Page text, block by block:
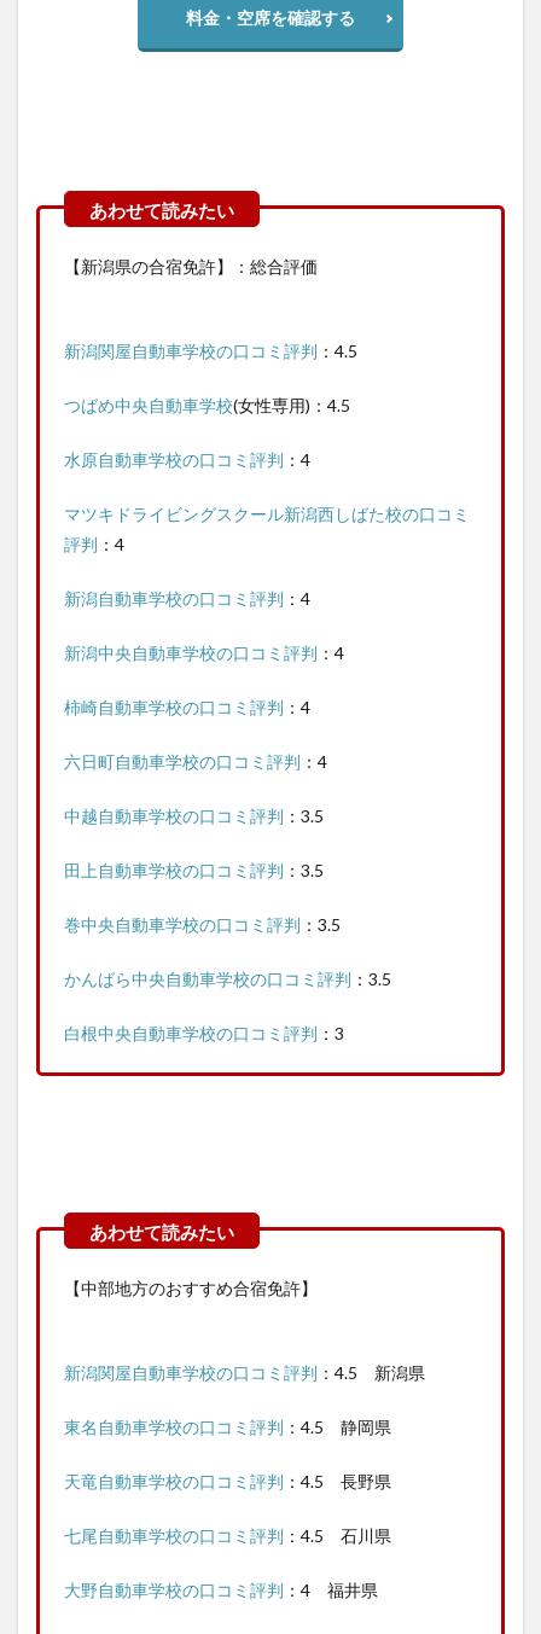
料金・空席を確認する
【新潟県の合宿免許】：総合評価
新潟関屋自動車学校の口コミ評判 ：4.5
つばめ中央自動車学校(女性専用)：4.5
水原自動車学校の口コミ評判 ：4
マツキドライビングスクール新潟西しばた校の口コミ
評判 ：4
新潟自動車学校の口コミ評判 ：4
新潟中央自動車学校の口コミ評判 ：4
柿崎自動車学校の口コミ評判 ：4
六日町自動車学校の口コミ評判 ：4
中越自動車学校の口コミ評判 ：3.5
田上自動車学校の口コミ評判 ：3.5
巻中央自動車学校の口コミ評判 ：3.5
かんばら中央自動車学校の口コミ評判 ：3.5
白根中央自動車学校の口コミ評判 ：3
【中部地方のおすすめ合宿免許】
新潟関屋自動車学校の口コミ評判 ：4.5 新潟県
東名自動車学校の口コミ評判 ：4.5 静岡県
天竜自動車学校の口コミ評判 ：4.5 長野県
七尾自動車学校の口コミ評判 ：4.5 石川県
大野自動車学校の口コミ評判 ：4 福井県